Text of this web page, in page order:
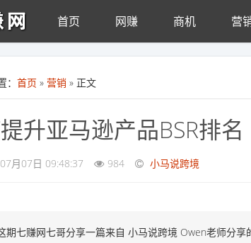
首页 网赚 商机 营
： 首页 » 营销 » 正文
升亚马逊产品BSR排名
月07日 09:48:37 984 小马说跨境
期七赚网七哥分享一篇来自 小马说跨境 Owen老师分